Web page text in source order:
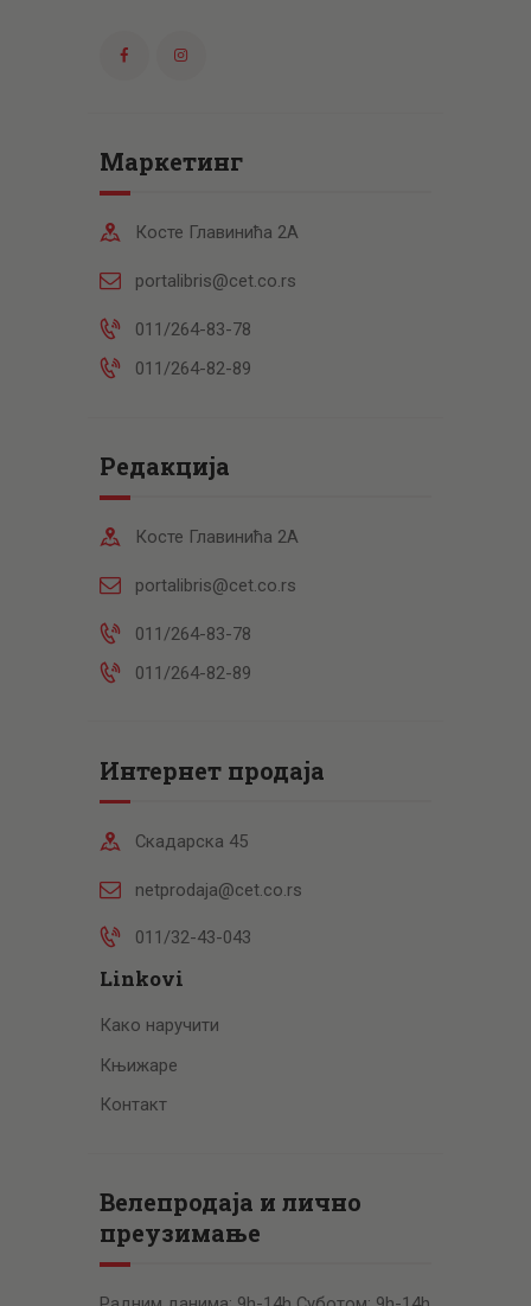
Маркетинг
Косте Главинића 2А
portalibris@cet.co.rs
011/264-83-78
011/264-82-89
Редакција
Косте Главинића 2А
portalibris@cet.co.rs
011/264-83-78
011/264-82-89
Интернет продаја
Скадарска 45
netprodaja@cet.co.rs
011/32-43-043
Linkovi
Како наручити
Књижаре
Контакт
Велепродаја и лично
преузимање